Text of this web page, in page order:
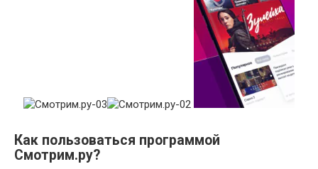
Как пользоваться программой
Смотрим.ру?